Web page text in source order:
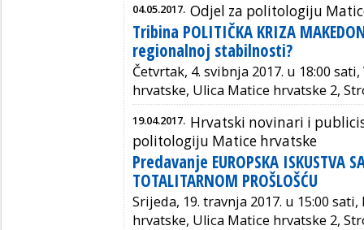
04.05.2017. Odjel za politologiju
Tribina POLITIČKA KRIZA
regionalnoj stabilnosti?
Četvrtak, 4. svibnja 2017. u 18:00
hrvatske, Ulica Matice hrvatske 2,
19.04.2017. Hrvatski novinari i
politologiju Matice hrvatske
Predavanje EUROPSKA ISKUSTVA
TOTALITARNOM PROŠLOŠĆU
Srijeda, 19. travnja 2017. u 15:00
hrvatske, Ulica Matice hrvatske 2,